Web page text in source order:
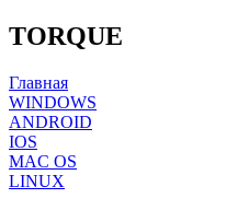
TORQUE
Главная
WINDOWS
ANDROID
IOS
MAC OS
LINUX